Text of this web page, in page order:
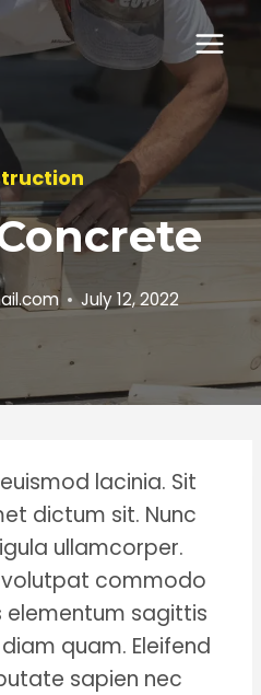
July 12, 2022
lacinia. Sit
dictum sit. Nunc
ullamcorper.
volutpat commodo
elementum sagittis
quam. Eleifend
sapien nec